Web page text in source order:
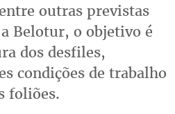
outras previstas
Belotur, o objetivo é
dos desfiles,
condições de trabalho
foliões.